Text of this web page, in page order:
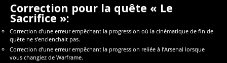
Correction pour la quête « Le
Sacrifice »:
Correction d’une erreur empêchant la progression où la cinématique de fin de
quête ne s’enclenchait pas.
Correction d’une erreur empêchant la progression reliée à l’Arsenal lorsque
vous changiez de Warframe.